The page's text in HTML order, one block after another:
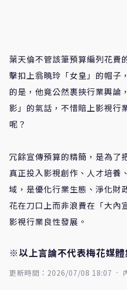
葉天倫不管該筆預算編列花費
擊扣上翁曉玲「女皇」的帽子
的是，他竟公然裹挾行業輿論
影」的氣話，不惜賠上影視行
呢？
冗餘宣傳預算的精簡，是為了
真正投入影視創作、人才培養
域，是優化行業生態、淨化財
花在刀口上而非浪費在「大內
影視行業良性發展。
※以上言論不代表梅花媒
更新時間：2026/07/08 18:07